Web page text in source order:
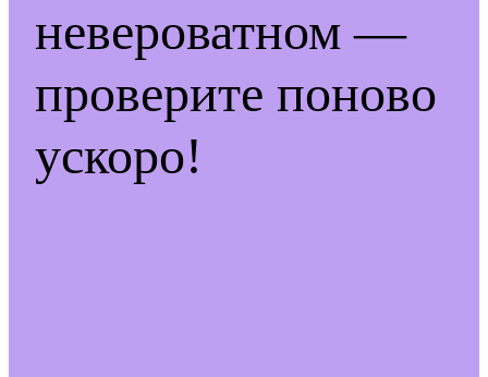
невероватном —
проверите поново
ускоро!